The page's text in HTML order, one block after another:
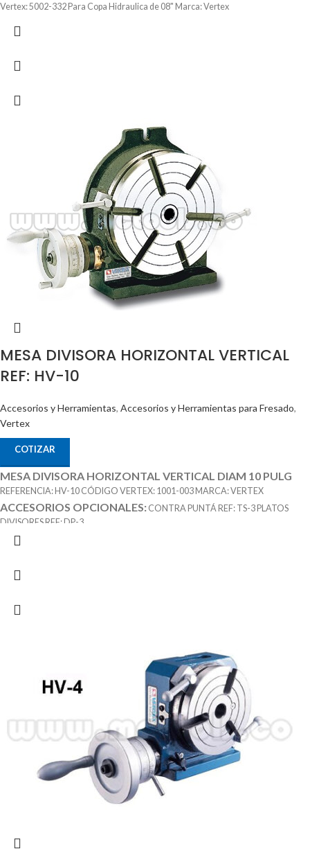
Vertex: 5002-332 Para Copa Hidraulica de 08" Marca: Vertex
MESA DIVISORA HORIZONTAL VERTICAL
REF: HV-10
Accesorios y Herramientas, Accesorios y Herramientas para Fresado,
Vertex
COTIZAR
MESA DIVISORA HORIZONTAL VERTICAL DIAM 10 PULG
REFERENCIA: HV-10 CÓDIGO VERTEX: 1001-003 MARCA: VERTEX
ACCESORIOS OPCIONALES: CONTRA PUNTÁ REF: TS-3 PLATOS
DIVISORES REF: DP-3